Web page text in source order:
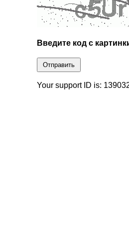
Введите код с
Отправить
Your support ID is: